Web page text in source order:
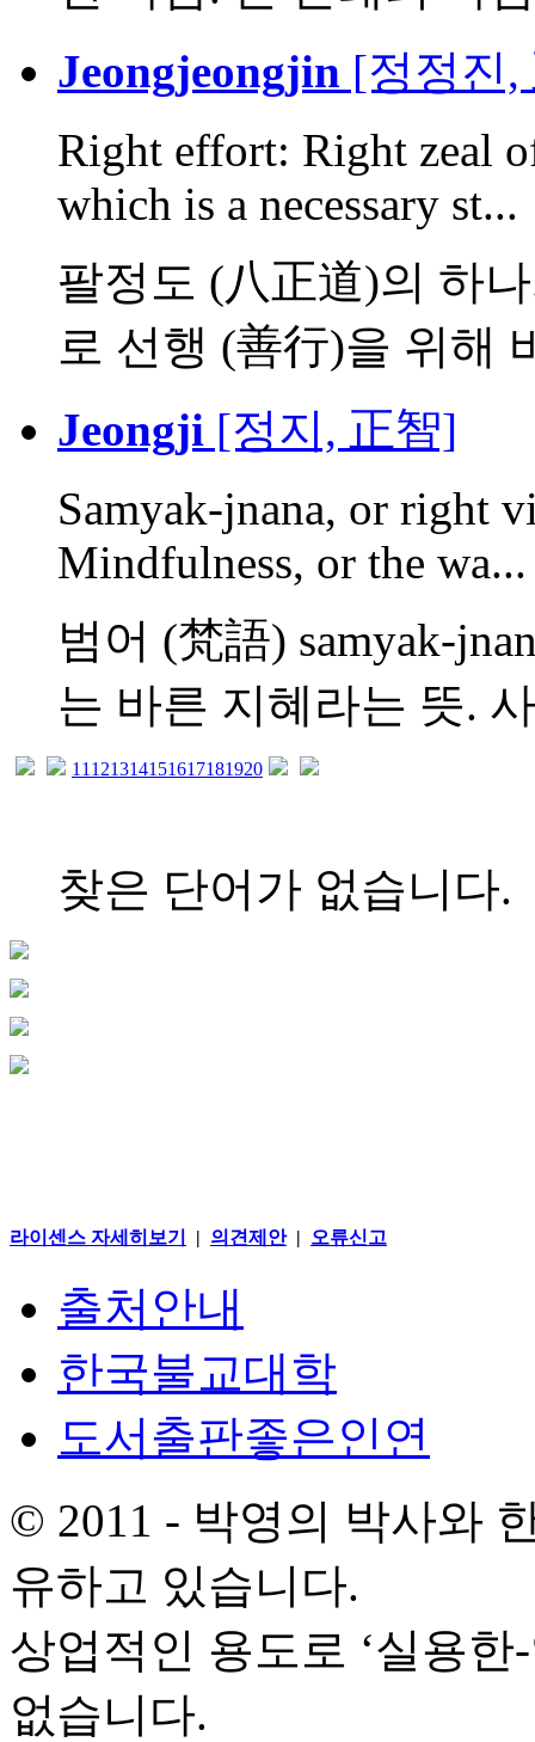
Jeongjeongjin [정정진,
Right effort: Right zeal
which is a necessary st...
팔정도 (八正道)의 하
로 선행 (善行)을 위해
Jeongji [정지, 正智]
Samyak-jnana, or right
Mindfulness, or the wa...
범어 (梵語) samyak-
는 바른 지혜라는 뜻.
11 121314151617181920
찾은 단어가 없습니다.
라이센스 자세히보기 | 의견제안| 오류신고
출처안내
한국불교대학
도서출판좋은인연
© 2011 - 박영의 박사와
유하고 있습니다.
상업적인 용도로 ‘실용
없습니다.